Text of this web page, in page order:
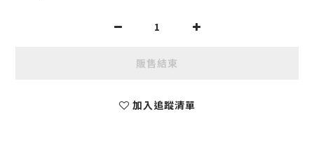
販售結束
加入追蹤清單